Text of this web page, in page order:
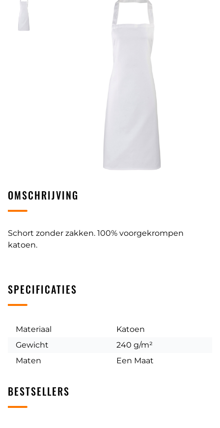
OMSCHRIJVING
Schort zonder zakken. 100% voorgekrompen
katoen.
SPECIFICATIES
Materiaal
Katoen
Gewicht
240 g/m²
Maten
Een Maat
BESTSELLERS